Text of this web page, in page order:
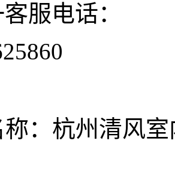
服电话：
： 杭州清风